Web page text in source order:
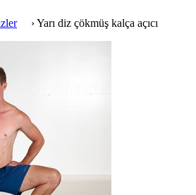
› Yarı diz çökmüş kalça açıcı